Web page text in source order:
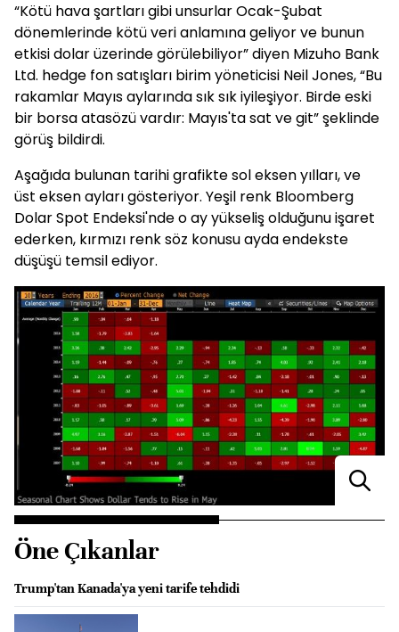
“Kötü hava şartları gibi unsurlar Ocak-Şubat
dönemlerinde kötü veri anlamına geliyor ve bunun
etkisi dolar üzerinde görülebiliyor” diyen Mizuho Bank
Ltd. hedge fon satışları birim yöneticisi Neil Jones, “Bu
rakamlar Mayıs aylarında sık sık iyileşiyor. Birde eski
bir borsa atasözü vardır: Mayıs'ta sat ve git” şeklinde
görüş bildirdi.
Aşağıda bulunan tarihi grafikte sol eksen yılları, ve
üst eksen ayları gösteriyor. Yeşil renk Bloomberg
Dolar Spot Endeksi'nde o ay yükseliş olduğunu işaret
ederken, kırmızı renk söz konusu ayda endekste
düşüşü temsil ediyor.
Öne Çıkanlar
Trump'tan Kanada'ya yeni tarife tehdidi